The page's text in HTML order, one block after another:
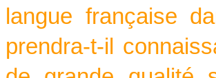
langue française
prendra-t-il